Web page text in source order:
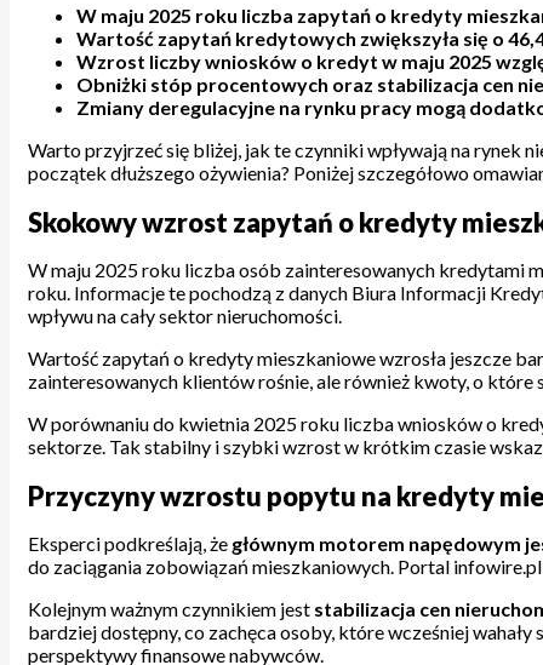
W maju 2025 roku liczba zapytań o kredyty
Wartość zapytań kredytowych zwiększyła się o
Wzrost liczby wniosków o kredyt w maju 2025
Obniżki stóp procentowych oraz stabilizacja cen
Zmiany deregulacyjne na rynku pracy mogą
Warto przyjrzeć się bliżej, jak te czynniki wpływają na rynek
początek dłuższego ożywienia? Poniżej szczegółowo
Skokowy wzrost zapytań o kredyty
W maju 2025 roku liczba osób zainteresowanych kredytami
roku. Informacje te pochodzą z danych Biura Informacji
wpływu na cały sektor nieruchomości.
Wartość zapytań o kredyty mieszkaniowe wzrosła jeszcze
zainteresowanych klientów rośnie, ale również kwoty, o
W porównaniu do kwietnia 2025 roku liczba wniosków o
sektorze. Tak stabilny i szybki wzrost w krótkim czasie
Przyczyny wzrostu popytu na kredyty
Eksperci podkreślają, że głównym motorem napędowym
do zaciągania zobowiązań mieszkaniowych. Portal
Kolejnym ważnym czynnikiem jest stabilizacja cen
bardziej dostępny, co zachęca osoby, które wcześniej
perspektywy finansowe nabywców.